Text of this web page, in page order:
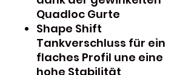
Quadloc Gurte
Shape Shift
Tankverschluss für ein
flaches Profil une eine
hohe Stabilität